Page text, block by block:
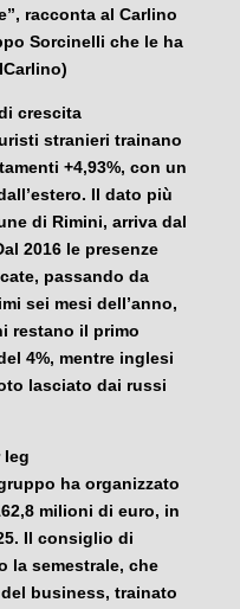
racconta al Carlino
Sorcinelli che le ha
crescita
stranieri trainano
+4,93%, con un
Il dato più
di Rimini, arriva dal
2016 le presenze
passando da
sei mesi dell’anno,
restano il primo
4%, mentre inglesi
lasciato dai russi
Ieg
ha organizzato
milioni di euro, in
Il consiglio di
la semestrale, che
business, trainato